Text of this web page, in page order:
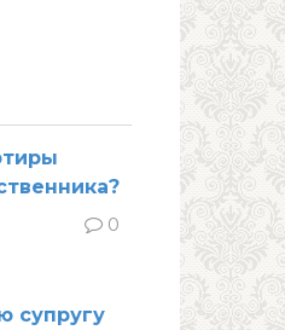
0
супругу